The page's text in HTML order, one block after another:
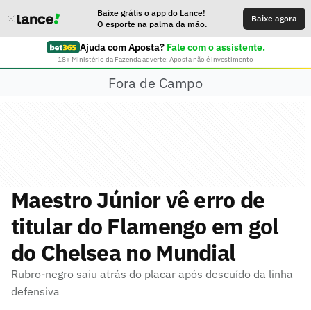
Baixe grátis o app do Lance!
O esporte na palma da mão.
Baixe agora
Ajuda com Aposta? Fale com o assistente.
18+ Ministério da Fazenda adverte: Aposta não é investimento
Fora de Campo
Maestro Júnior vê erro de
titular do Flamengo em gol
do Chelsea no Mundial
Rubro-negro saiu atrás do placar após descuído da linha
defensiva